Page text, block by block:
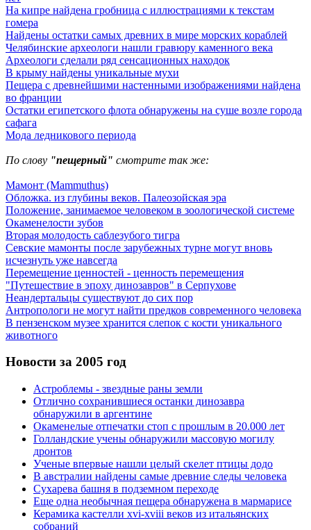
На кипре найдена гробница с иллюстрациями к текстам
гомера
Найдены остатки самых древних в мире морских кораблей
Челябинские археологи нашли гравюру каменного века
Археологи сделали ряд сенсационных находок
В крыму найдены уникальные мухи
Пещера с древнейшими настенными изображениями найдена
во франции
Остатки египетского флота обнаружены на суше возле города
сафага
Мода ледникового периода
По слову "пещерный" смотрите так же:
Мамонт (Mammuthus)
Обложка. из глубины веков. Палеозойская эра
Положение, занимаемое человеком в зоологической системе
Окаменелости зубов
Вторая молодость саблезубого тигра
Севские мамонты после зарубежных турне могут вновь
исчезнуть уже навсегда
Перемещение ценностей - ценность перемещения
"Путешествие в эпоху динозавров" в Серпухове
Неандертальцы существуют до сих пор
Антропологи не могут найти предков современного человека
В пензенском музее хранится слепок с кости уникального
животного
Новости за 2005 год
Астроблемы - звездные раны земли
Отлично сохранившиеся останки динозавра
обнаружили в аргентине
Окаменелые отпечатки стоп с прошлым в 20.000 лет
Голландские учены обнаружили массовую могилу
дронтов
Ученые впервые нашли целый скелет птицы додо
В австралии найдены самые древние следы человека
Сухарева башня в подземном переходе
Еще одна необычная пещера обнаружена в мармарисе
Керамика кастелли xvi-xviii веков из итальянских
собраний